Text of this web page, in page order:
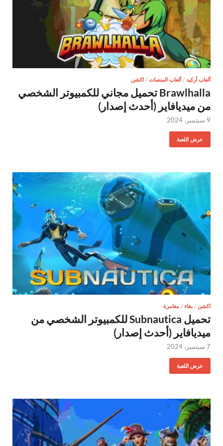
ألعاب أركيد / ألعاب المنصات / اكشن
Brawlhalla تحميل مجاني للكمبيوتر الشخصي
من ميديافاير (أحدث إصدار)
9 سبتمبر، 2024
عرض اللعبة
اكشن / بقاء / مغامرة
تحميل Subnautica للكمبيوتر الشخصي من
ميديافاير (أحدث إصدار)
7 سبتمبر، 2024
عرض اللعبة